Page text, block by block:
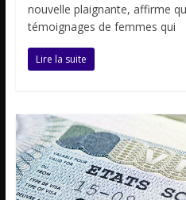
nouvelle plaignante, affirme
témoignages de femmes qui
Lire la suite